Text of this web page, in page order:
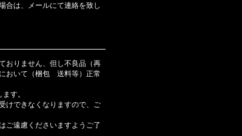
合は、メールにて連絡を致し
おりません、但し不良品（再
おいて（梱包 送料等）正常
す。
けできなくなりますので、ご
ご遠慮くださいますようご了